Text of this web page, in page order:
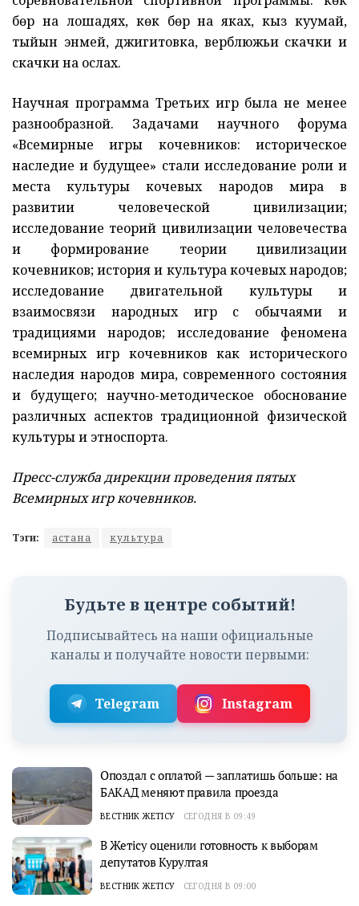
бөрү на лошадях, көк бөрү на яках, кыз куумай,
тыйын энмей, джигитовка, верблюжьи скачки и
скачки на ослах.
Научная программа Третьих игр была не менее
разнообразной. Задачами научного форума
«Всемирные игры кочевников: историческое
наследие и будущее» стали исследование роли и
места культуры кочевых народов мира в
развитии человеческой цивилизации;
исследование теорий цивилизации человечества
и формирование теории цивилизации
кочевников; история и культура кочевых народов;
исследование двигательной культуры и
взаимосвязи народных игр с обычаями и
традициями народов; исследование феномена
всемирных игр кочевников как исторического
наследия народов мира, современного состояния
и будущего; научно-методическое обоснование
различных аспектов традиционной физической
культуры и этноспорта.
Пресс-служба дирекции проведения пятых
Всемирных игр кочевников.
Тэги: астана культура
Будьте в центре событий!
Подписывайтесь на наши официальные
каналы и получайте новости первыми:
Telegram Instagram
Опоздал с оплатой — заплатишь больше: на
БАКАД меняют правила проезда
ВЕСТНИК ЖЕТІСУ СЕГОДНЯ В 09:49
В Жетісу оценили готовность к выборам
депутатов Курултая
ВЕСТНИК ЖЕТІСУ СЕГОДНЯ В 09:00